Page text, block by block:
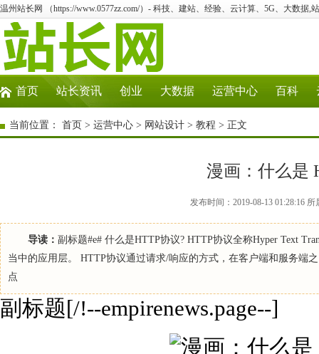
温州站长网 （https://www.0577zz.com/）- 科技、建站、经验、云计算、5G、大数据,
首页 站长资讯 创业 大数据 运营中心 百科
当前位置： 首页 > 运营中心 > 网站设计 > 教程 > 正文
漫画：什么是
发布时间：2019-08-13 01:28:16
导读： 副标题#e# 什么是HTTP协议? HTTP协议全称Hyper Text
当中的应用层。 HTTP协议通过请求/响应的方式，在客户端和服务端
点
副标题[/!--empirenews.page--]